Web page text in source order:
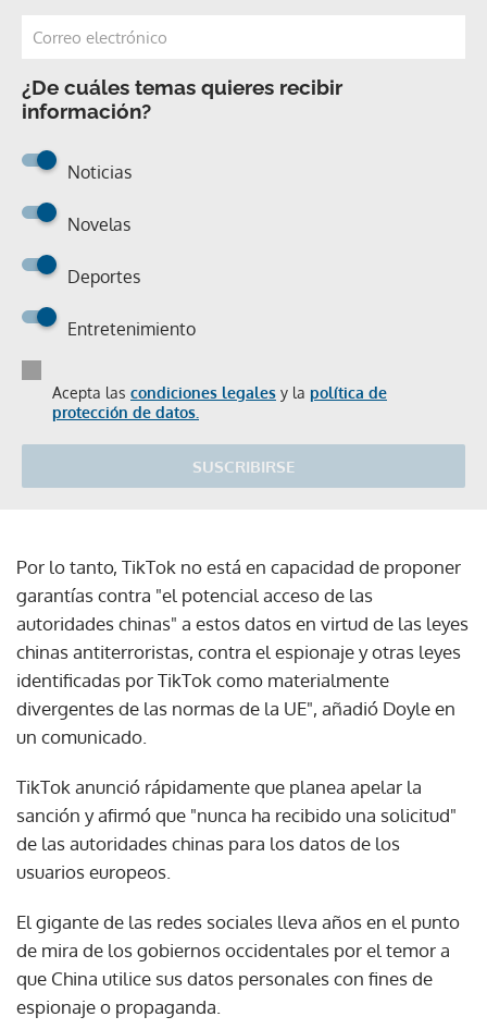
¿De cuáles temas quieres recibir
información?
Noticias
Novelas
Deportes
Entretenimiento
Acepta las condiciones legales y la política de
protección de datos.
SUSCRIBIRSE
Por lo tanto, TikTok no está en capacidad de proponer
garantías contra "el potencial acceso de las
autoridades chinas" a estos datos en virtud de las leyes
chinas antiterroristas, contra el espionaje y otras leyes
identificadas por TikTok como materialmente
divergentes de las normas de la UE", añadió Doyle en
un comunicado.
TikTok anunció rápidamente que planea apelar la
sanción y afirmó que "nunca ha recibido una solicitud"
de las autoridades chinas para los datos de los
usuarios europeos.
El gigante de las redes sociales lleva años en el punto
de mira de los gobiernos occidentales por el temor a
que China utilice sus datos personales con fines de
espionaje o propaganda.